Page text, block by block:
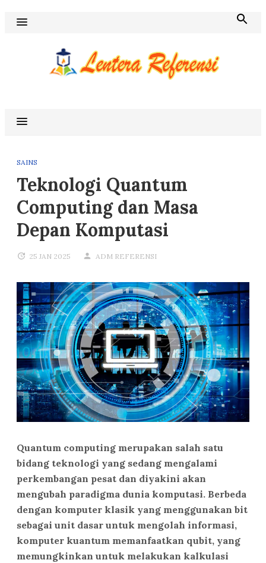
Skip
SAINS
Teknologi Quantum
Computing dan Masa
Depan Komputasi
25 JAN 2025 ADM REFERENSI
Quantum computing merupakan salah satu
bidang teknologi yang sedang mengalami
perkembangan pesat dan diyakini akan
mengubah paradigma dunia komputasi. Berbeda
dengan komputer klasik yang menggunakan bit
sebagai unit dasar untuk mengolah informasi,
komputer kuantum memanfaatkan qubit, yang
memungkinkan untuk melakukan kalkulasi